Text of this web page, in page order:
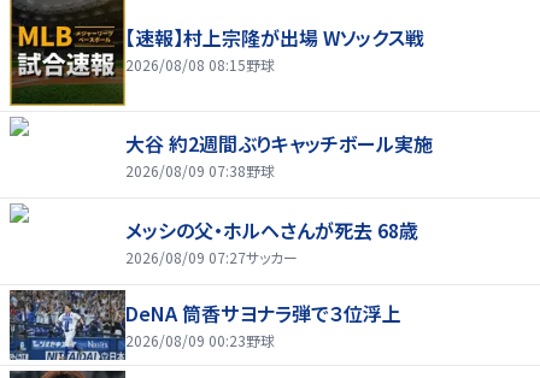
【速報】村上宗隆が出場 Wソックス戦
2026/08/08 08:15野球
大谷 約2週間ぶりキャッチボール実施
2026/08/09 07:38野球
メッシの父・ホルヘさんが死去 68歳
2026/08/09 07:27サッカー
DeNA 筒香サヨナラ弾で３位浮上
2026/08/09 00:23野球